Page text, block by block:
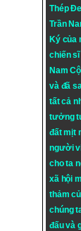
Thép
Trần
Ký của
chiến
Nam
và đã
tất cả
tưởng
đất mịt
người
cho ta
xã hội
thảm
chúng
đấu và